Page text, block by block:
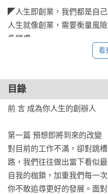
◤人生即創業，我們都是自
人生就像創業，需要衡量風
多顧慮，
在衡量新的「投資」機會時，
如果能放眼於獲得——更多的
就可能規劃更無懈可擊的經
效，
無論你想在職涯上做出更積
樣的旅程，
或只是苦於沉重的家庭負擔
本書都提供了切身且關鍵的
看
目錄
前 言 成為你人生的創辦人
第一篇 預想即將到來的改變
對目前的工作不滿，卻對跳
路，我們往往做出當下看似
自我的枷鎖，加重我們每一
你不敢追尋更好的發展。面